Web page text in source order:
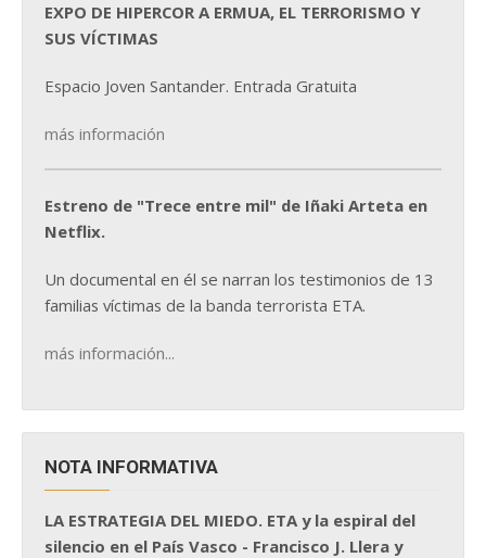
EXPO DE HIPERCOR A ERMUA, EL TERRORISMO Y
SUS VÍCTIMAS
Espacio Joven Santander. Entrada Gratuita
más información
Estreno de "Trece entre mil" de Iñaki Arteta en
Netflix.
Un documental en él se narran los testimonios de 13
familias víctimas de la banda terrorista ETA.
más información...
NOTA INFORMATIVA
LA ESTRATEGIA DEL MIEDO. ETA y la espiral del
silencio en el País Vasco - Francisco J. Llera y